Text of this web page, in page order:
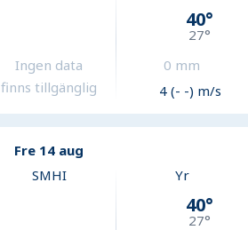
Ingen data
finns tillgänglig
40°
27°
0 mm
4 (- -) m/s
Fre 14 aug
SMHI Yr
40°
27°